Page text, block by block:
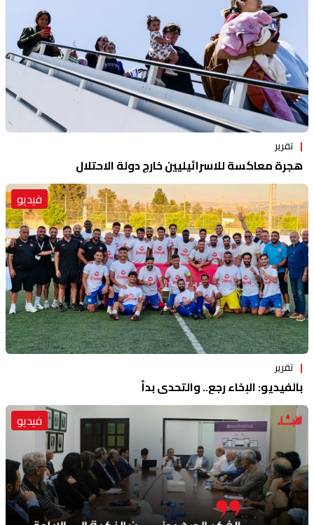
تقرير
هجرة معاكسة للاسرائيليين خارج دولة الاحتلال
فيديو
تقرير
بالفيديو: الإخاء رجع.. والتحدي بدأ
فيديو